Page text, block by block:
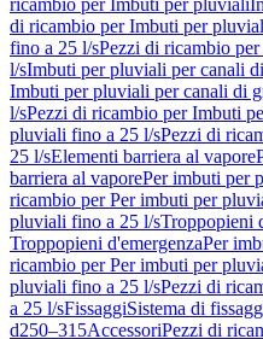
ricambio per Imbuti per pluviali
di ricambio per Imbuti per
fino a 25 l/sPezzi di ricambio
l/sImbuti per pluviali per canali
Imbuti per pluviali per canali di
l/sPezzi di ricambio per Imbuti
pluviali fino a 25 l/sPezzi di
25 l/sElementi barriera al vapore
barriera al vaporePer imbuti per
ricambio per Per imbuti per
pluviali fino a 25 l/sTroppopieni
Troppopieni d'emergenzaPer
ricambio per Per imbuti per
pluviali fino a 25 l/sPezzi di
a 25 l/sFissaggiSistema di
d250–315AccessoriPezzi di